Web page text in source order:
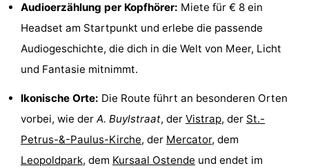
Minigolfplätze
Wellness-
Städte
Natur
Sport
Audioerzählung per Kopfhörer: Miete für € 8 ein
Headset am Startpunkt und erlebe die passende
Audiogeschichte, die dich in die Welt von Meer, Licht
und Fantasie mitnimmt.
Ikonische Orte: Die Route führt an besonderen Orten
vorbei, wie der A. Buylstraat, der Vistrap, der St.-
Petrus-&-Paulus-Kirche, der Mercator, dem
Leopoldpark, dem Kursaal Ostende und endet im